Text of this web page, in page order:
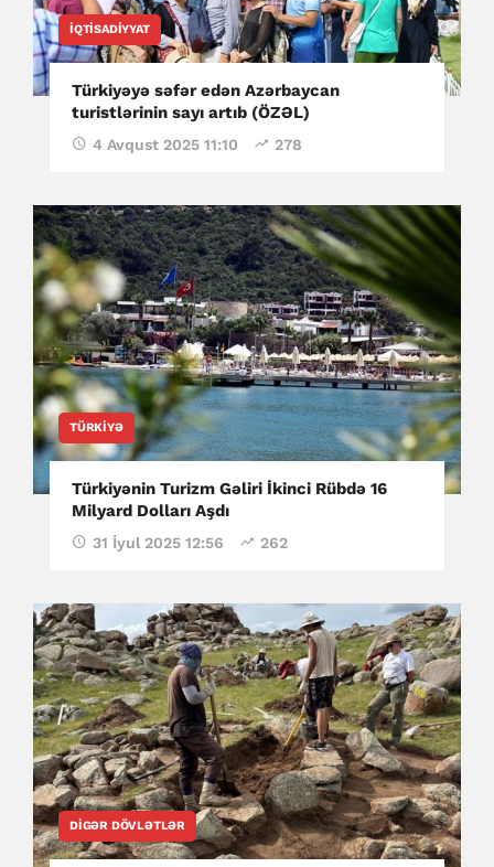
İQTISADIYYAT
Türkiyəyə səfər edən Azərbaycan
turistlərinin sayı artıb (ÖZƏL)
4 Avqust 2025 11:10 278
TÜRKIYƏ
Türkiyənin Turizm Gəliri İkinci Rübdə 16
Milyard Dolları Aşdı
31 İyul 2025 12:56 262
DIGƏR DÖVLƏTLƏR